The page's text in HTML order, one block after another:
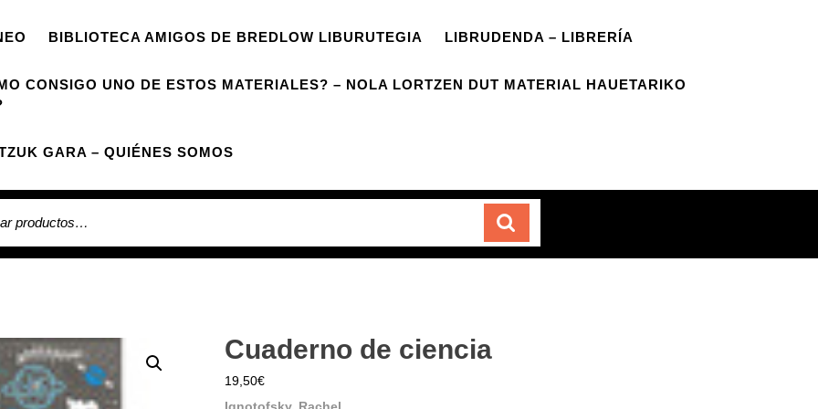
BIBLIOTECA AMIGOS DE BREDLOW LIBURUTEGIA LIBRUDENDA – LIBRERÍA
CONSIGO UNO DE ESTOS MATERIALES? – NOLA LORTZEN DUT MATERIAL HAUETARIKO
GARA – QUIÉNES SOMOS
Cuaderno de ciencia
19,50€